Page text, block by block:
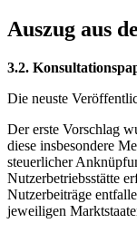
Auszug aus
3.2.
Die neuste
Der erste Vorschlag
diese insbesondere
steuerlicher
Nutzerbetriebsstätte
Nutzerbeiträge
jeweiligen